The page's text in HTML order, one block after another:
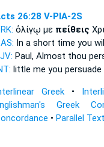
26:28 V-PIA-2S
ὀλίγῳ με πείθεις
In a short time you
Paul, Almost thou
little me you persuade
Greek•
Greek
• Parallel